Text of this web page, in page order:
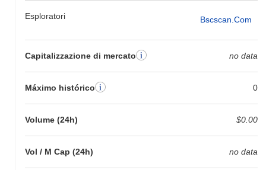
Esploratori Bscscan.com
Capitalizzazione di mercato no data
Máximo histórico 0
Volume (24h) $0.00
Vol / M Cap (24h) no data